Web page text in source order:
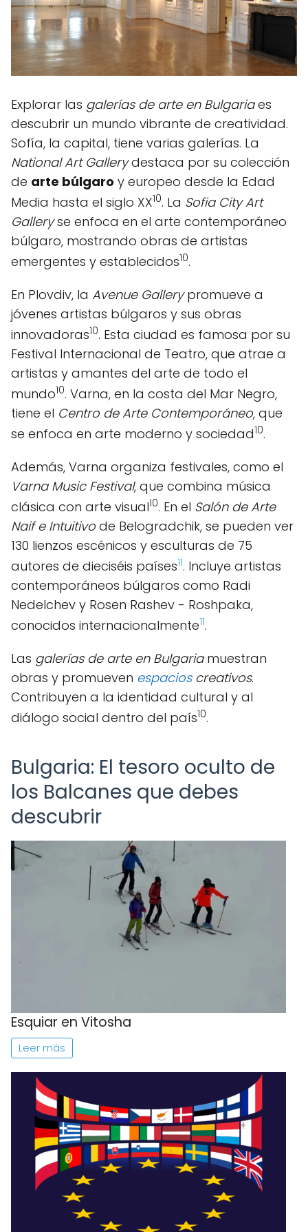
Explorar las galerías de arte en Bulgariaes
descubrir un mundo vibrante de creatividad.
Sofía, la capital, tiene varias galerías. La
National Art Gallerydestaca por su colección
de arte búlgaro y europeo desde la Edad
Media hasta el siglo XX10. La Sofia City Art
Galleryse enfoca en el arte contemporáneo
búlgaro, mostrando obras de artistas
emergentes y establecidos10.
En Plovdiv, la Avenue Gallerypromueve a
jóvenes artistas búlgaros y sus obras
innovadoras10. Esta ciudad es famosa por su
Festival Internacional de Teatro, que atrae a
artistas y amantes del arte de todo el
mundo10. Varna, en la costa del Mar Negro,
tiene el Centro de Arte Contemporáneo, que
se enfoca en arte moderno y sociedad10.
Además, Varna organiza festivales, como el
Varna Music Festival, que combina música
clásica con arte visual10. En el Salón de Arte
Naif e Intuitivo de Belogradchik, se pueden ver
130 lienzos escénicos y esculturas de 75
autores de dieciséis países11. Incluye artistas
contemporáneos búlgaros como Radi
Nedelchev y Rosen Rashev - Roshpaka,
conocidos internacionalmente11.
Las galerías de arte en Bulgariamuestran
obras y promueven espacioscreativos.
Contribuyen a la identidad cultural y al
diálogo social dentro del país10.
Bulgaria: El tesoro oculto de
los Balcanes que debes
descubrir
Esquiar en Vitosha
Leer más